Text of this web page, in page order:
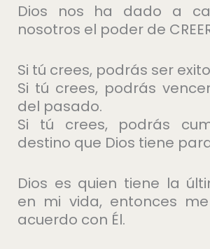
Dios nos ha dado a
nosotros el poder de
Si tú crees, podrás ser
Si tú crees, podrás
del pasado.
Si tú crees, podrás
destino que Dios tiene
Dios es quien tiene la
en mi vida, entonces
acuerdo con Él.